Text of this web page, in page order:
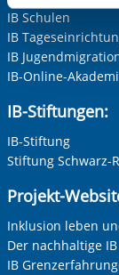
aufgerufenen
Funktionen
berechtigter
Einwilligung.
IB Schulen
IB
IB
IB-Online-
IB-Stiftungen:
IB-Stiftung
Stiftung Schwarz-
Projekt-
Inklusion leben
Der nachhaltige IB
IB